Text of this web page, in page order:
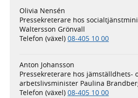
Olivia Nensén
Pressekreterare hos
Waltersson Grönvall
Telefon (växel) 08-405 10 00
Anton Johansson
Pressekreterare hos jämställdhets-
arbetslivsminister Paulina
Telefon (växel) 08-405 10 00